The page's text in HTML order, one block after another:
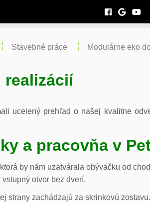
Stavebné práce Modulárne eko
realizácií
ucelený prehľad o našej kvalitne
a pracovňa v
by nám uzatvárala obývačku od
otvor bez dverí.
strany zachádzajú za skrinkovú